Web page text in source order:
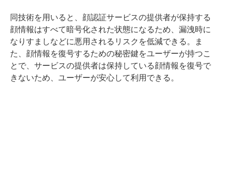
同技術を用いると、顔認証サービスの提供者が保持する
顔情報はすべて暗号化された状態になるため、漏洩時に
なりすましなどに悪用されるリスクを低減できる。ま
た、顔情報を復号するための秘密鍵をユーザーが持つこ
とで、サービスの提供者は保持している顔情報を復号で
きないため、ユーザーが安心して利用できる。